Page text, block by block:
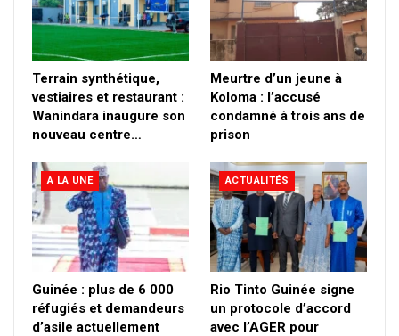
Terrain synthétique,
vestiaires et restaurant :
Wanindara inaugure son
nouveau centre…
Meurtre d’un jeune à
Koloma : l’accusé
condamné à trois ans de
prison
A LA UNE
Guinée : plus de 6 000
réfugiés et demandeurs
d’asile actuellement
ACTUALITÉS
Rio Tinto Guinée signe
un protocole d’accord
avec l’AGER pour